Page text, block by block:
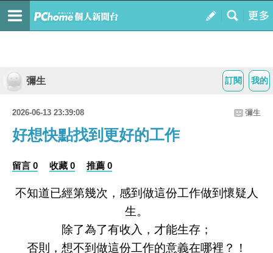
我的
訂閱
彌生
2026-06-13 23:39:08 彌生
好想快點找到更好的工作
留言 0 收藏 0 推薦 0
不知道已經第幾次，感到做這份工作做到懷疑人
生。
除了為了有收入，才能生存；
否則，想不到做這份工作的意義在哪裡？！